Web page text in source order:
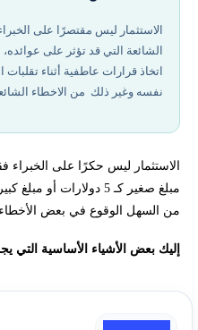
أفضل شركات تداول مرخصة في 2026
الخطأ الخامس: سحب الأموال بدلًا من
الخطأ السادس: عدم استثمار
كيف تتجنب الاخطاء الشائعه في
الاستثمار ليس مقتصرًا على
الشائعة التي قد تؤثر على
اتخاذ قرارات عاطفية أثناء
نفسه وغير ذلك من الاخطاء
الاستثمار ليس حكرًا على
من السهل الوقوع في بعض الأخطاء
إليك بعض الأشياء الأساسية التي